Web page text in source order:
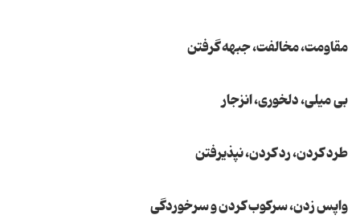
مقاومت، مخالفت، جبهه گرفتن
بی ‌میلی، دلخوری، انزجار
طرد كردن، رد كردن، نپذیرفتن
واپس زدن، سركوب كردن و سرخوردگی